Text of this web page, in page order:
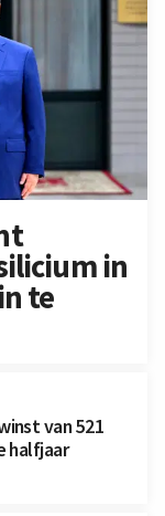
in
te
van 521
halfjaar